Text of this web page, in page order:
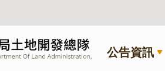
公告資訊